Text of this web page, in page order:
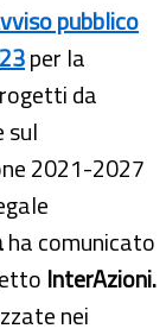
pubblico
per la
da
sul
2021-2027
ha comunicato
InterAzioni.
nei